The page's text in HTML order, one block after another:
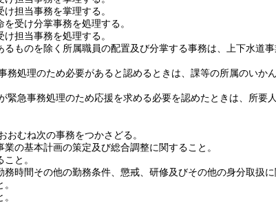
担当事務を掌理する。
を受け分掌事務を処理する。
担当事務を処理する。
るものを除く所属職員の配置及び分掌する事務は、上下水道
務処理のため必要があると認めるときは、課等の所属のいか
緊急事務処理のため応援を求める必要を認めたときは、所
おむね次の事務をつかさどる。
の基本計画の策定及び総合調整に関すること。
と。
務時間その他の勤務条件、懲戒、研修及びその他の身分取扱